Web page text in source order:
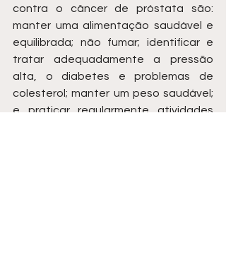
contra o câncer de próstata são:
manter uma alimentação saudável e
equilibrada; não fumar; identificar e
tratar adequadamente a pressão
alta, o diabetes e problemas de
colesterol; manter um peso saudável;
e praticar regularmente atividades